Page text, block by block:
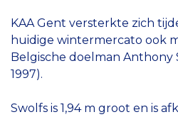
KAA Gent versterkte zich
huidige wintermercato ook
Belgische doelman Anthony
1997).
Swolfs is 1,94 m groot en is